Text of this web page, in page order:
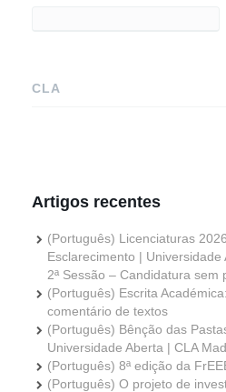
CLA
Artigos recentes
(Português) Licenciaturas
Esclarecimento |
2ª Sessão – Candidatura sem
(Português) Escrita
comentário de textos
(Português) Bênção das
Universidade Aberta | CLA
(Português) 8ª edição da
(Português) O projeto de